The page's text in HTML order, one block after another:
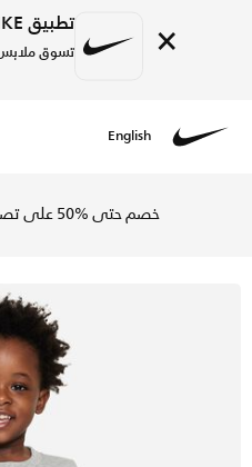
× تطبيق NIKE هنا!
تسوق ملابس
English
خصم حتى %50 على تصاميم مختارة.